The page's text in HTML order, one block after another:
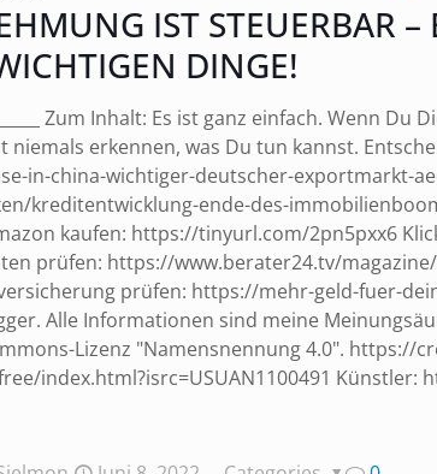
IST STEUERBAR –
DINGE!
Zum Inhalt: Es ist ganz einfach. Wenn
erkennen, was Du tun kannst.
in-china-wichtiger-deutscher-exportmarkt-
kreditentwicklung-ende-des-
kaufen: https://tinyurl.com/2pn5pxx6
prüfen: https://www.berater24.tv/
prüfen: https://mehr-geld-fuer-deine-
Alle Informationen sind meine
Lizenz "Namensnennung 4.0". https://
index.html?isrc=USUAN1100491 Künstler: